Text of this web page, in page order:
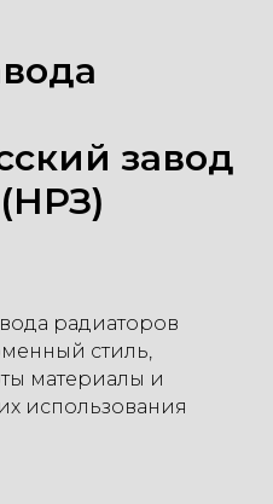
завод
радиаторов
стиль,
материалы и
использования